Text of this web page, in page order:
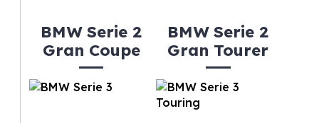
BMW Serie 2
Gran Coupe
BMW Serie 2
Gran Tourer